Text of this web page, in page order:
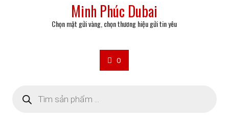
Minh Phúc Dubai
Chọn mặt gửi vàng, chọn thương hiệu gửi tin yêu
0
kiếm
sản